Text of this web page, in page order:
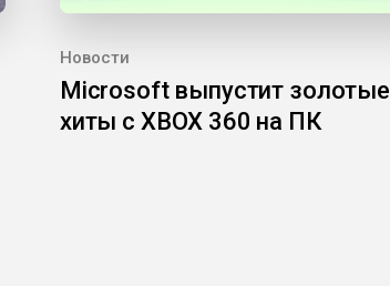
Новости
Microsoft выпустит золотые
хиты с XBOX 360 на ПК